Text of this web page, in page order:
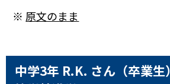
※ 原文のまま
中学3年 R.K. さん（卒業生）